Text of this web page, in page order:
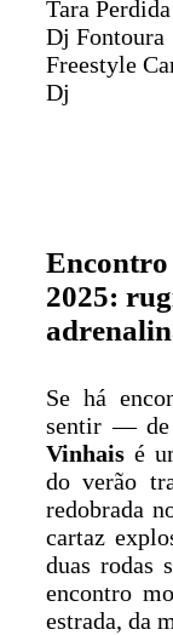
Tara Perdida
Dj Fontoura
Freestyle
Dj
2025:
Se há
sentir — de
Vinhais é
do verão
redobrada
cartaz
duas rodas
encontro
estrada, da